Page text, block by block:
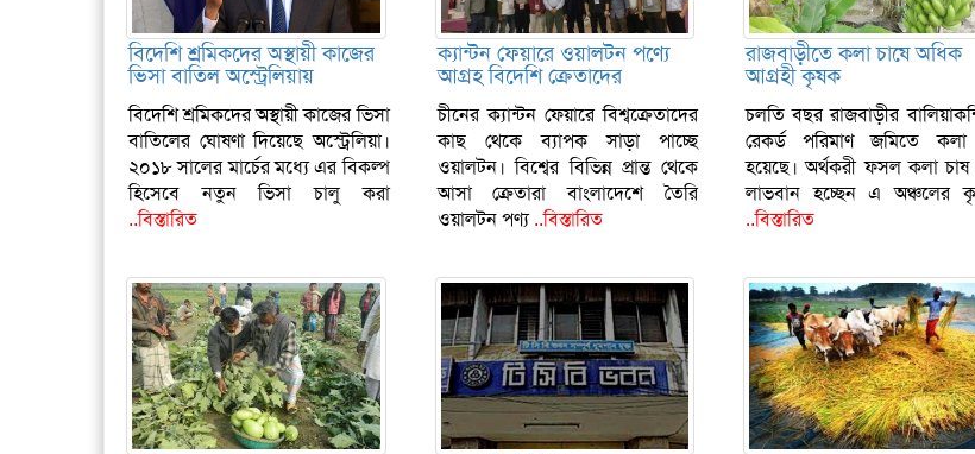
বিদেশি শ্রমিকদের অস্থায়ী কাজের
ভিসা বাতিল অস্ট্রেলিয়ায়
বিদেশি শ্রমিকদের অস্থায়ী কাজের ভিসা
বাতিলের ঘোষণা দিয়েছে অস্ট্রেলিয়া।
২০১৮ সালের মার্চের মধ্যে এর বিকল্প
হিসেবে নতুন ভিসা চালু করা
..বিস্তারিত
ক্যান্টন ফেয়ারে ওয়ালটন পণ্যে
আগ্রহ বিদেশি ক্রেতাদের
চীনের ক্যান্টন ফেয়ারে বিশ্বক্রেতাদের
কাছ থেকে ব্যাপক সাড়া পাচ্ছে
ওয়ালটন। বিশ্বের বিভিন্ন প্রান্ত থেকে
আসা ক্রেতারা বাংলাদেশে তৈরি
ওয়ালটন পণ্য..বিস্তারিত
রাজবাড়ীতে কলা চাষে অধিক
আগ্রহী কৃষক
চলতি বছর রাজবাড়ীর
রেকর্ড পরিমাণ জমিতে কলা
হয়েছে। অর্থকরী ফসল কলা
লাভবান হচ্ছেন এ অঞ্চলের
..বিস্তারিত